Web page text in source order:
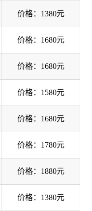
价格：1380元
价格：1680元
价格：1680元
价格：1580元
价格：1680元
价格：1780元
价格：1880元
价格：1380元